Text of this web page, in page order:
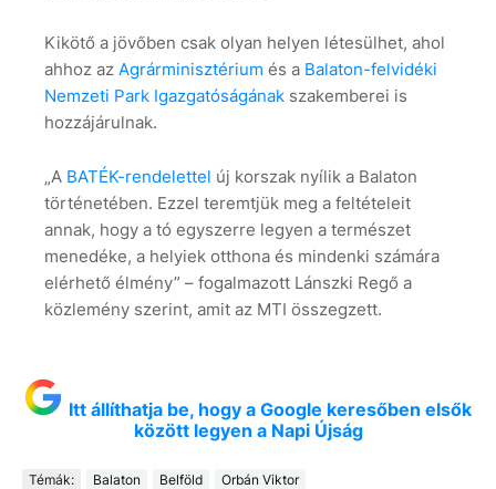
Kikötő a jövőben csak olyan helyen létesülhet, ahol
ahhoz az Agrárminisztérium és a Balaton-felvidéki
Nemzeti Park Igazgatóságának szakemberei is
hozzájárulnak.
„A BATÉK-rendelettel új korszak nyílik a Balaton
történetében. Ezzel teremtjük meg a feltételeit
annak, hogy a tó egyszerre legyen a természet
menedéke, a helyiek otthona és mindenki számára
elérhető élmény” – fogalmazott Lánszki Regő a
közlemény szerint, amit az MTI összegzett.
Itt állíthatja be, hogy a Google keresőben elsők
között legyen a Napi Újság
Témák: Balaton Belföld Orbán Viktor